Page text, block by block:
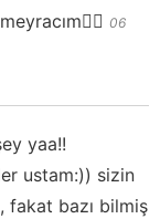
06
yaa!!
ustam:)) sizin
fakat bazı bilmiş